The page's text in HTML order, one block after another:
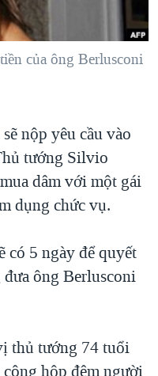
GAZA
THẮNG CUỘC'
VIỆT NAM
VIỆT NAM
TỪ NÔNG THÔN MỸ
của ông Berlusconi
nộp yêu cầu vào
tướng Silvio
dâm với một gái
dụng chức vụ.
có 5 ngày để quyết
ông Berlusconi
thủ tướng 74 tuổi
hộp đêm người